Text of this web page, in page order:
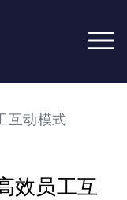
互动模式
效员工互